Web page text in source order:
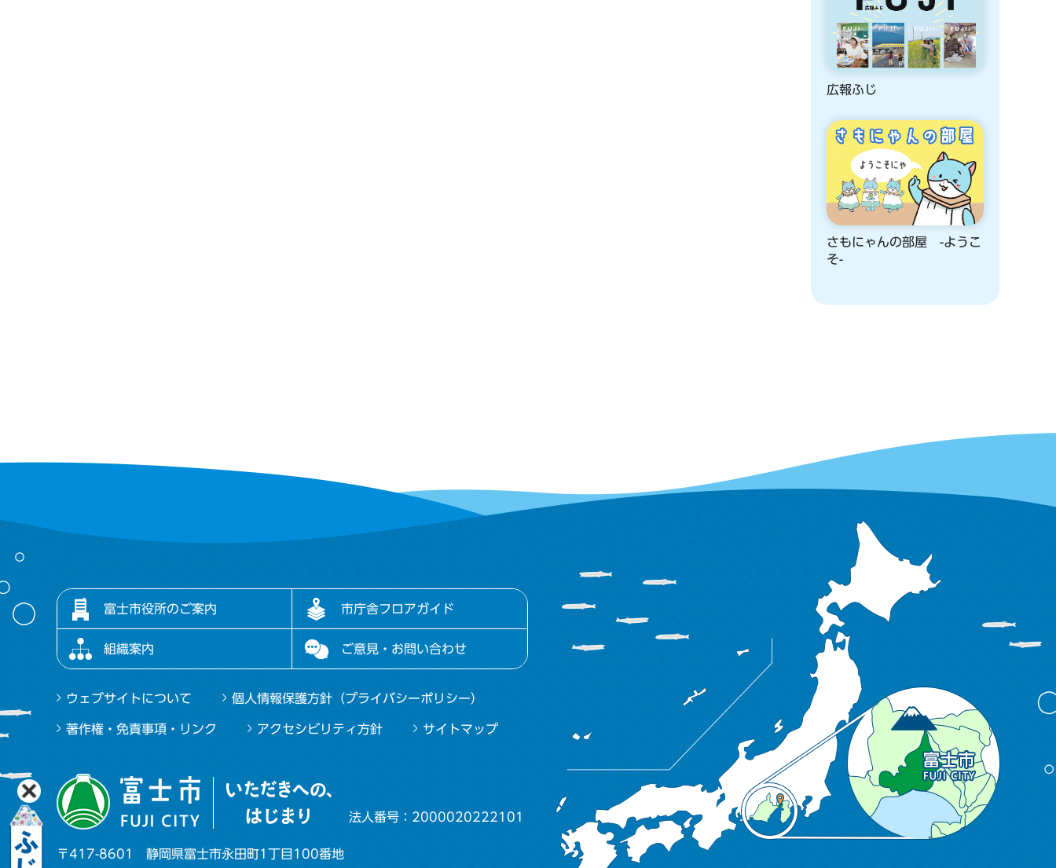
広報ふじ
さもにゃんの部屋 -ようこ
そ-
富士市役所のご案内 市庁舎フロアガイド
組織案内 ご意見・お問い合わせ
ウェブサイトについて 個人情報保護方針（プライバシーポリシー）
著作権・免責事項・リンク アクセシビリティ方針 サイトマップ
法人番号：2000020222101
〒417-8601 静岡県富士市永田町1丁目100番地